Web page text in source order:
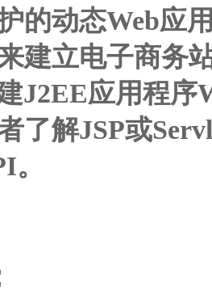
的动态Web应
建立电子商务
J2EE应用程序
了解JSP或